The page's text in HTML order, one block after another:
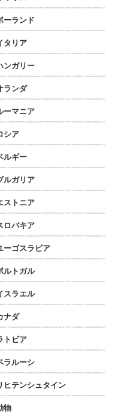
ーランド
タリア
ンガリー
ランダ
ーマニア
シア
ルギー
ルガリア
ストニア
ロバキア
ーゴスラビア
ルトガル
スラエル
ナダ
トビア
ラルーシ
ヒテンシュタイン
物